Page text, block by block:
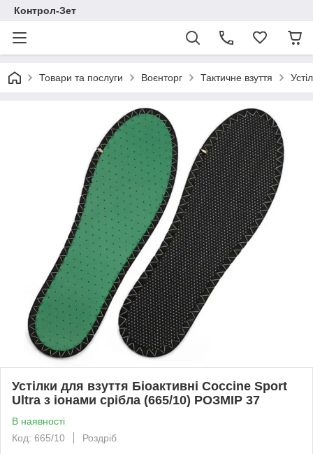
Контрол-Зет
Товари та послуги Воєнторг Тактичне взуття
Устілки для взуття Біоактивні Coccine Sport
Ultra з іонами срібла (665/10) РОЗМІР 37
В наявності
Код: 665/10
Роздріб